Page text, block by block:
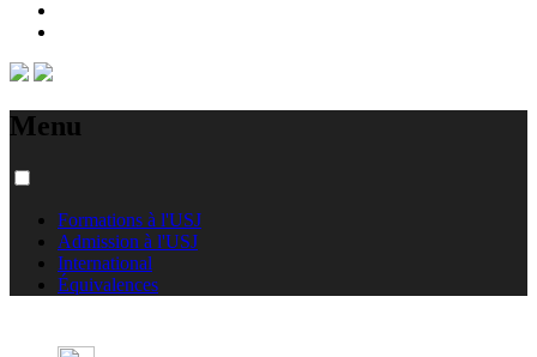
Menu
Formations à l'USJ
Admission à l'USJ
International
Équivalences